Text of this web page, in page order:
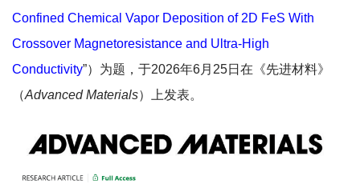
Confined Chemical Vapor Deposition of 2D FeS With
Crossover Magnetoresistance and Ultra-High
Conductivity”） 为题，于2026年6月25日在《先进材料》
（Advanced Materials） 上发表。